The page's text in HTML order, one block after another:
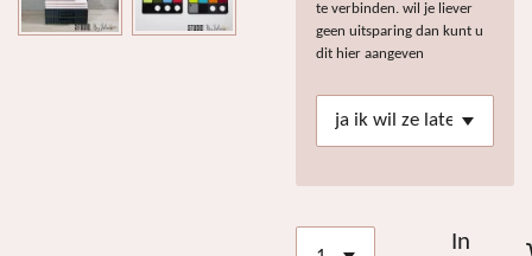
te verbinden. wil je liever
geen uitsparing dan kunt u
dit hier aangeven
In